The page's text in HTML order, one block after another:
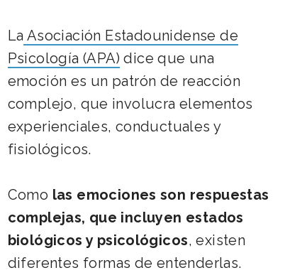
La Asociación Estadounidense de
Psicología (APA) dice que una
emoción es un patrón de reacción
complejo, que involucra elementos
experienciales, conductuales y
fisiológicos.
Como las emociones son respuestas
complejas, que incluyen estados
biológicos y psicológicos, existen
diferentes formas de entenderlas.